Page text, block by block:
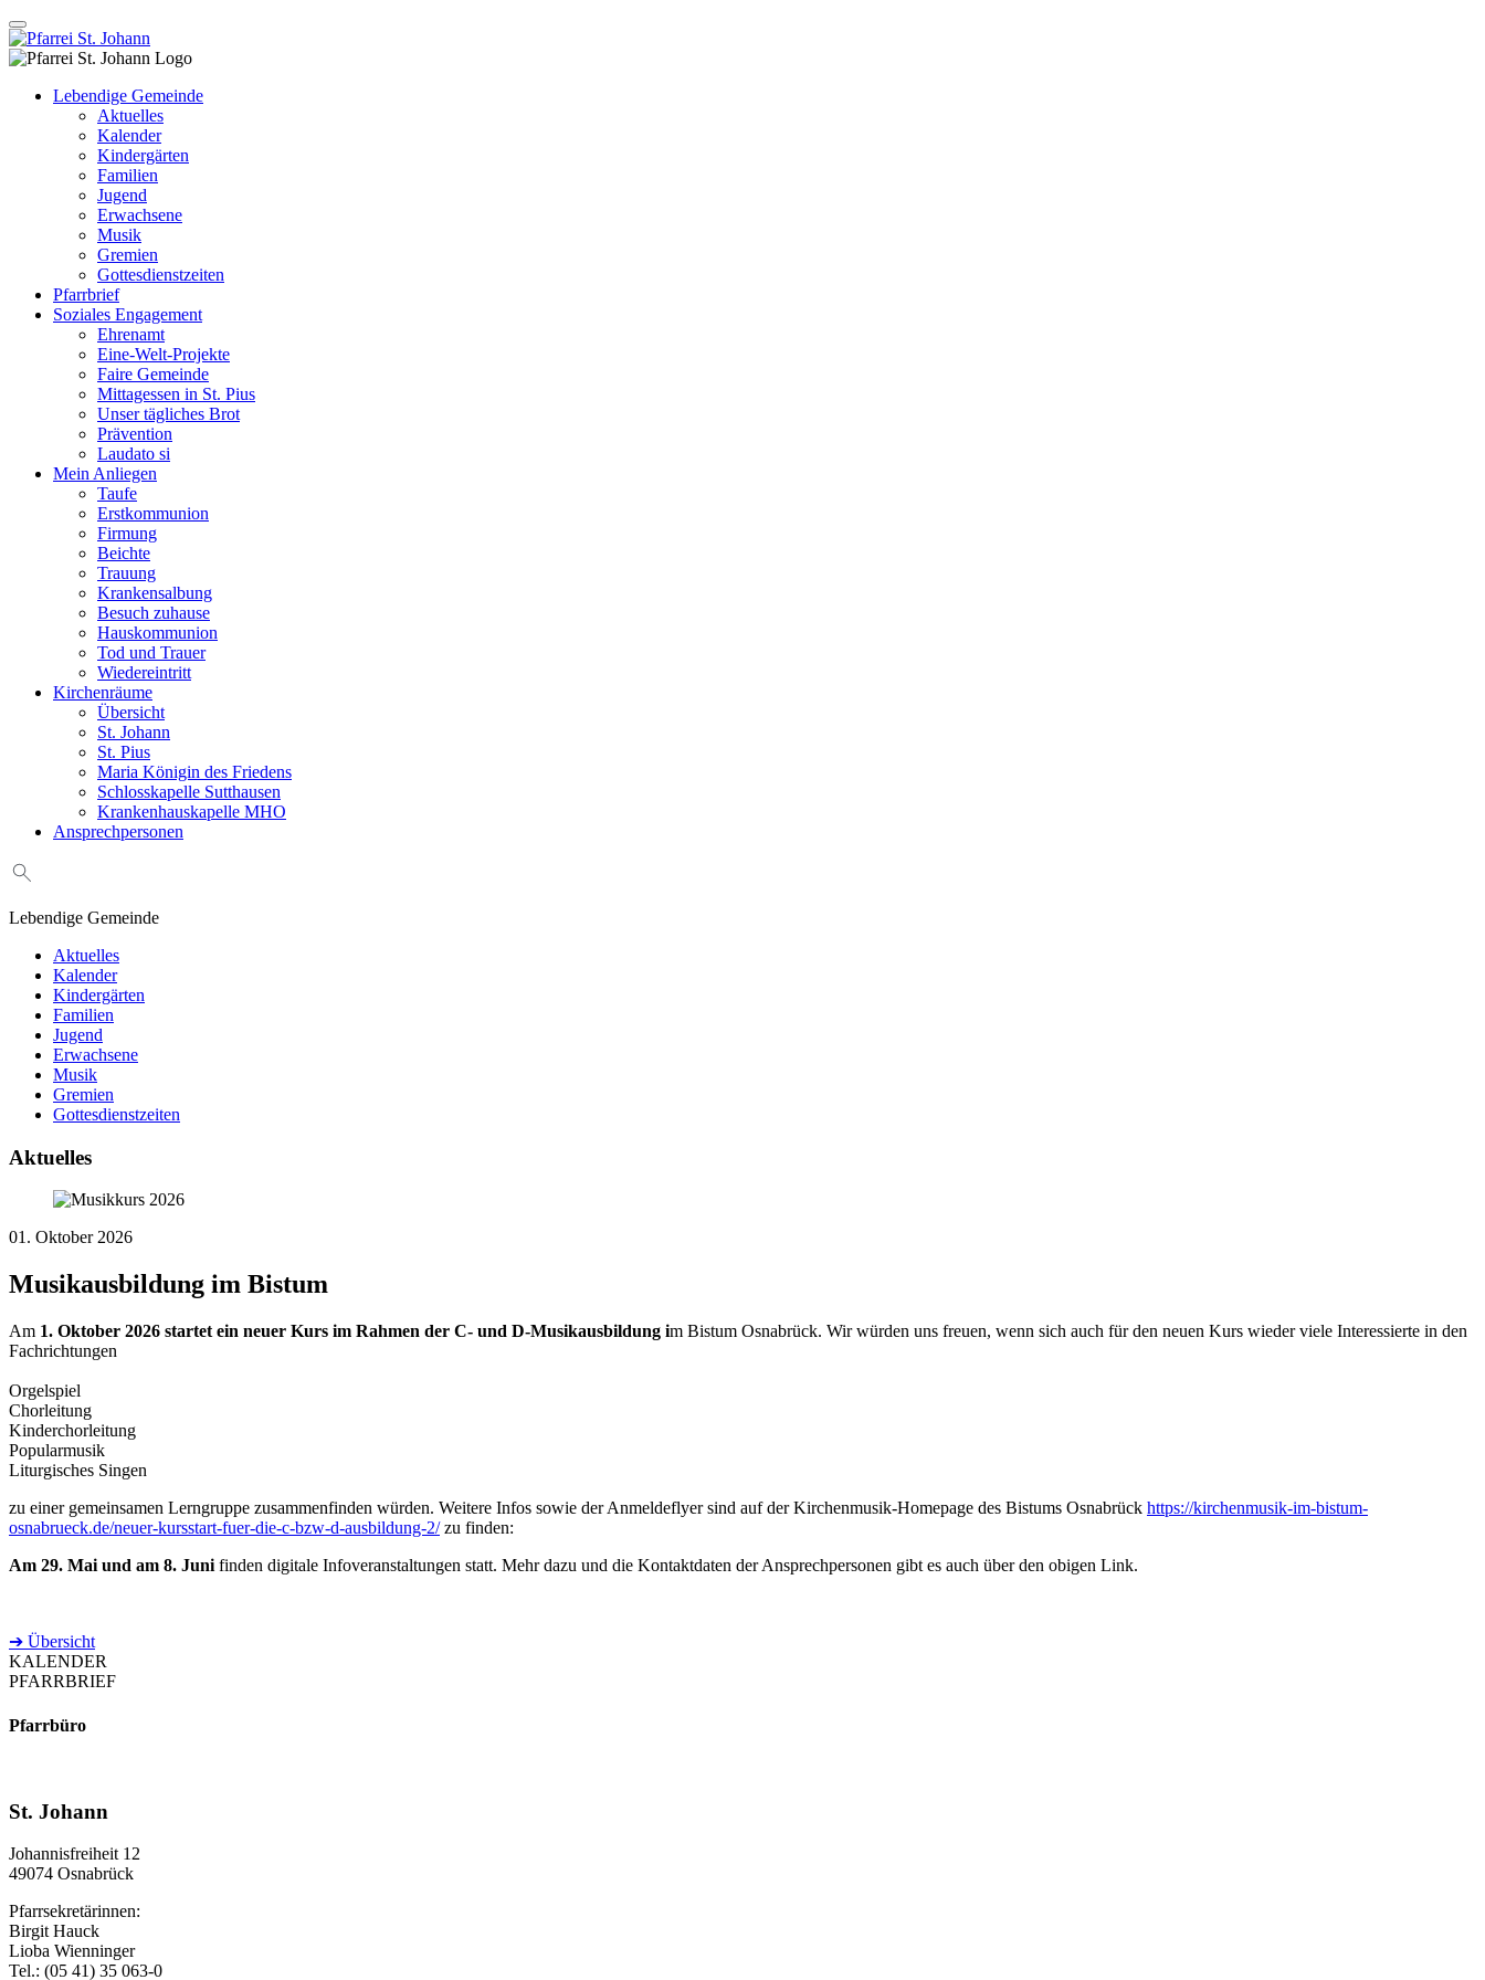
Lebendige Gemeinde
Aktuelles
Kalender
Kindergärten
Familien
Jugend
Erwachsene
Musik
Gremien
Gottesdienstzeiten
Pfarrbrief
Soziales Engagement
Ehrenamt
Eine-Welt-Projekte
Faire Gemeinde
Mittagessen in St. Pius
Unser tägliches Brot
Prävention
Laudato si
Mein Anliegen
Taufe
Erstkommunion
Firmung
Beichte
Trauung
Krankensalbung
Besuch zuhause
Hauskommunion
Tod und Trauer
Wiedereintritt
Kirchenräume
Übersicht
St. Johann
St. Pius
Maria Königin des Friedens
Schlosskapelle Sutthausen
Krankenhauskapelle MHO
Ansprechpersonen
Lebendige Gemeinde
Aktuelles
Kalender
Kindergärten
Familien
Jugend
Erwachsene
Musik
Gremien
Gottesdienstzeiten
Aktuelles
01. Oktober 2026
Musikausbildung im Bistum
Am 1. Oktober 2026 startet ein neuer Kurs im Rahmen der C- und D-Musikausbildung im Bistum Osnabrück. Wir würden uns freuen, wenn sich auch für den neuen Kurs wieder viele Interessierte in den
Fachrichtungen
Orgelspiel
Chorleitung
Kinderchorleitung
Popularmusik
Liturgisches Singen
zu einer gemeinsamen Lerngruppe zusammenfinden würden. Weitere Infos sowie der Anmeldeflyer sind auf der Kirchenmusik-Homepage des Bistums Osnabrück https://kirchenmusik-im-bistum-
osnabrueck.de/neuer-kursstart-fuer-die-c-bzw-d-ausbildung-2/zu finden:
Am 29. Mai und am 8. Juni finden digitale Infoveranstaltungen statt. Mehr dazu und die Kontaktdaten der Ansprechpersonen gibt es auch über den obigen Link.
➔ Übersicht
KALENDER
PFARRBRIEF
Pfarrbüro
St. Johann
Johannisfreiheit 12
49074 Osnabrück
Pfarrsekretärinnen:
Birgit Hauck
Lioba Wienninger
Tel.: (05 41) 35 063-0